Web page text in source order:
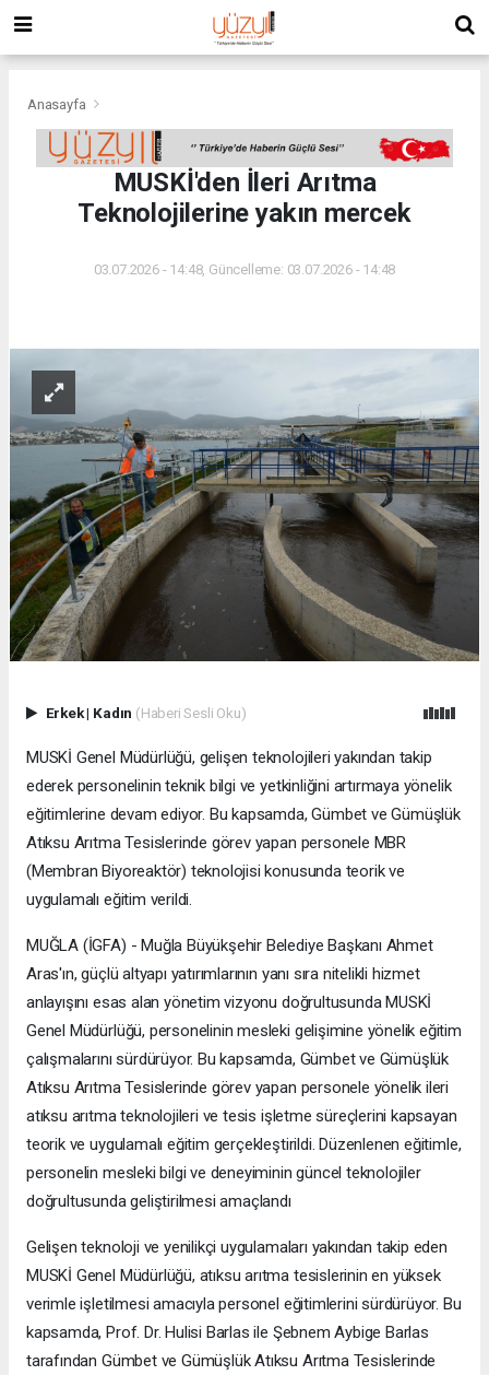
Anasayfa
MUSKİ'den İleri Arıtma
Teknolojilerine yakın mercek
03.07.2026 - 14:48, Güncelleme: 03.07.2026 - 14:48
Erkek| Kadın (Haberi Sesli Oku)
MUSKİ Genel Müdürlüğü, gelişen teknolojileri yakından takip
ederek personelinin teknik bilgi ve yetkinliğini artırmaya yönelik
eğitimlerine devam ediyor. Bu kapsamda, Gümbet ve Gümüşlük
Atıksu Arıtma Tesislerinde görev yapan personele MBR
(Membran Biyoreaktör) teknolojisi konusunda teorik ve
uygulamalı eğitim verildi.
MUĞLA (İGFA) - Muğla Büyükşehir Belediye Başkanı Ahmet
Aras'ın, güçlü altyapı yatırımlarının yanı sıra nitelikli hizmet
anlayışını esas alan yönetim vizyonu doğrultusunda MUSKİ
Genel Müdürlüğü, personelinin mesleki gelişimine yönelik eğitim
çalışmalarını sürdürüyor. Bu kapsamda, Gümbet ve Gümüşlük
Atıksu Arıtma Tesislerinde görev yapan personele yönelik ileri
atıksu arıtma teknolojileri ve tesis işletme süreçlerini kapsayan
teorik ve uygulamalı eğitim gerçekleştirildi. Düzenlenen eğitimle,
personelin mesleki bilgi ve deneyiminin güncel teknolojiler
doğrultusunda geliştirilmesi amaçlandı
Gelişen teknoloji ve yenilikçi uygulamaları yakından takip eden
MUSKİ Genel Müdürlüğü, atıksu arıtma tesislerinin en yüksek
verimle işletilmesi amacıyla personel eğitimlerini sürdürüyor. Bu
kapsamda, Prof. Dr. Hulisi Barlas ile Şebnem Aybige Barlas
tarafından Gümbet ve Gümüşlük Atıksu Arıtma Tesislerinde